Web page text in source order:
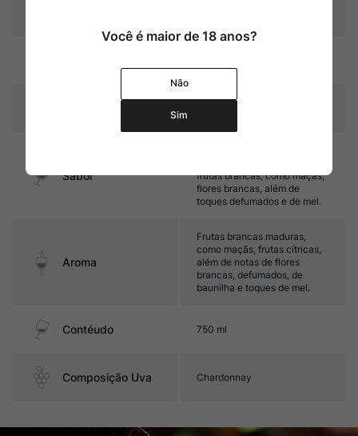
carvalho
Sabor
frutas brancas, como maçãs,
flores brancas, além de
toques defumados e de mel.
Aroma
Frutas brancas maduras,
como maçãs, frutas cítricas,
além de notas de flores
brancas, defumados, de
baunilha e toques de mel.
Contéudo 750 ml
Composição Uva Chardonnay
Você é maior de 18 anos?
Não
Sim